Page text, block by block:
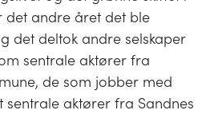
det andre året det ble
det deltok andre selskaper
sentrale aktører fra
de som jobber med
sentrale aktører fra Sandnes